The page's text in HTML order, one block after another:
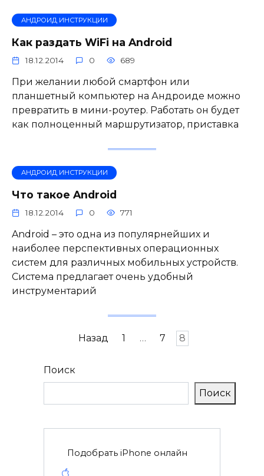
АНДРОИД ИНСТРУКЦИИ
Как раздать WiFi на Android
18.12.2014 0 689
При желании любой смартфон или
планшетный компьютер на Андроиде можно
превратить в мини-роутер. Работать он будет
как полноценный маршрутизатор, приставка
АНДРОИД ИНСТРУКЦИИ
Что такое Android
18.12.2014 0 771
Android – это одна из популярнейших и
наиболее перспективных операционных
систем для различных мобильных устройств.
Система предлагает очень удобный
инструментарий
Назад 1 … 7 8
Поиск
Поиск
Подобрать iPhone онлайн